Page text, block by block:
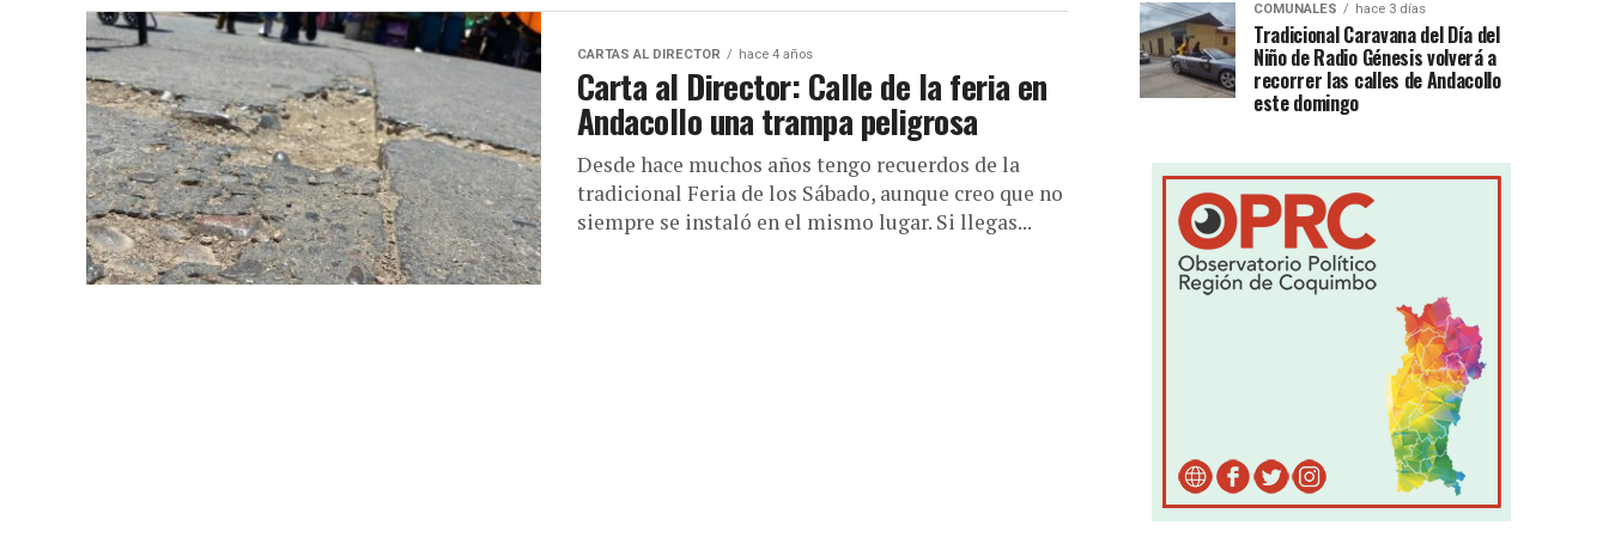
CARTAS AL DIRECTOR hace 4 años
Carta al Director: Calle de la feria en
Andacollo una trampa peligrosa
Desde hace muchos años tengo recuerdos de la
tradicional Feria de los Sábado, aunque creo que no
siempre se instaló en el mismo lugar. Si llegas...
COMUNALES hace 3 días
Tradicional Caravana del Día del
Niño de Radio Génesis volverá a
recorrer las calles de Andacollo
este domingo